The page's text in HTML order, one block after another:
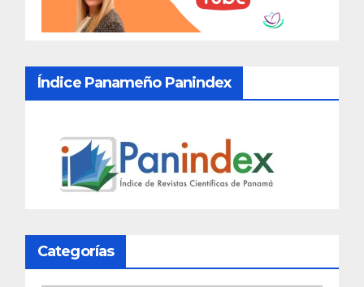
Índice Panameño Panindex
Categorías